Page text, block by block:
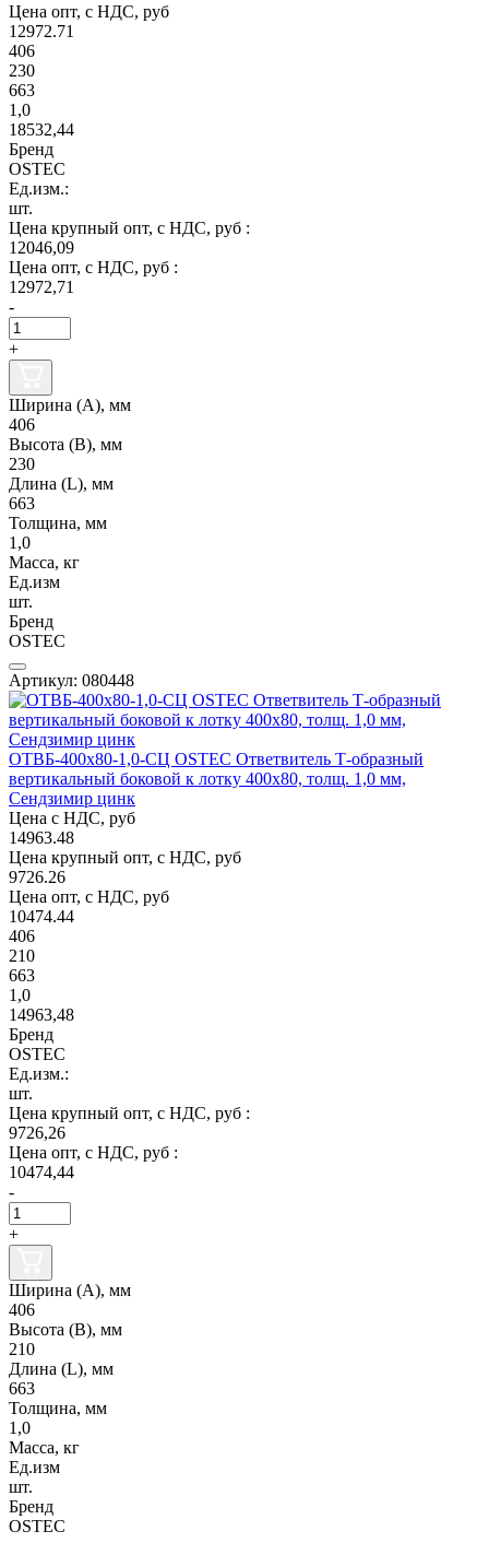
Цена опт, с НДС, руб
12972.71
406
230
663
1,0
18532,44
Бренд
OSTEC
Ед.изм.:
шт.
Цена крупный опт, с НДС, руб :
12046,09
Цена опт, с НДС, руб :
12972,71
-
+
Ширина (А), мм
406
Высота (В), мм
230
Длина (L), мм
663
Толщина, мм
1,0
Масса, кг
Ед.изм
шт.
Бренд
OSTEC
Артикул: 080448
ОТВБ-400х80-1,0-СЦ OSTEC Ответвитель Т-образный
вертикальный боковой к лотку 400х80, толщ. 1,0 мм,
Сендзимир цинк
Цена с НДС, руб
14963.48
Цена крупный опт, с НДС, руб
9726.26
Цена опт, с НДС, руб
10474.44
406
210
663
1,0
14963,48
Бренд
OSTEC
Ед.изм.:
шт.
Цена крупный опт, с НДС, руб :
9726,26
Цена опт, с НДС, руб :
10474,44
-
+
Ширина (А), мм
406
Высота (В), мм
210
Длина (L), мм
663
Толщина, мм
1,0
Масса, кг
Ед.изм
шт.
Бренд
OSTEC